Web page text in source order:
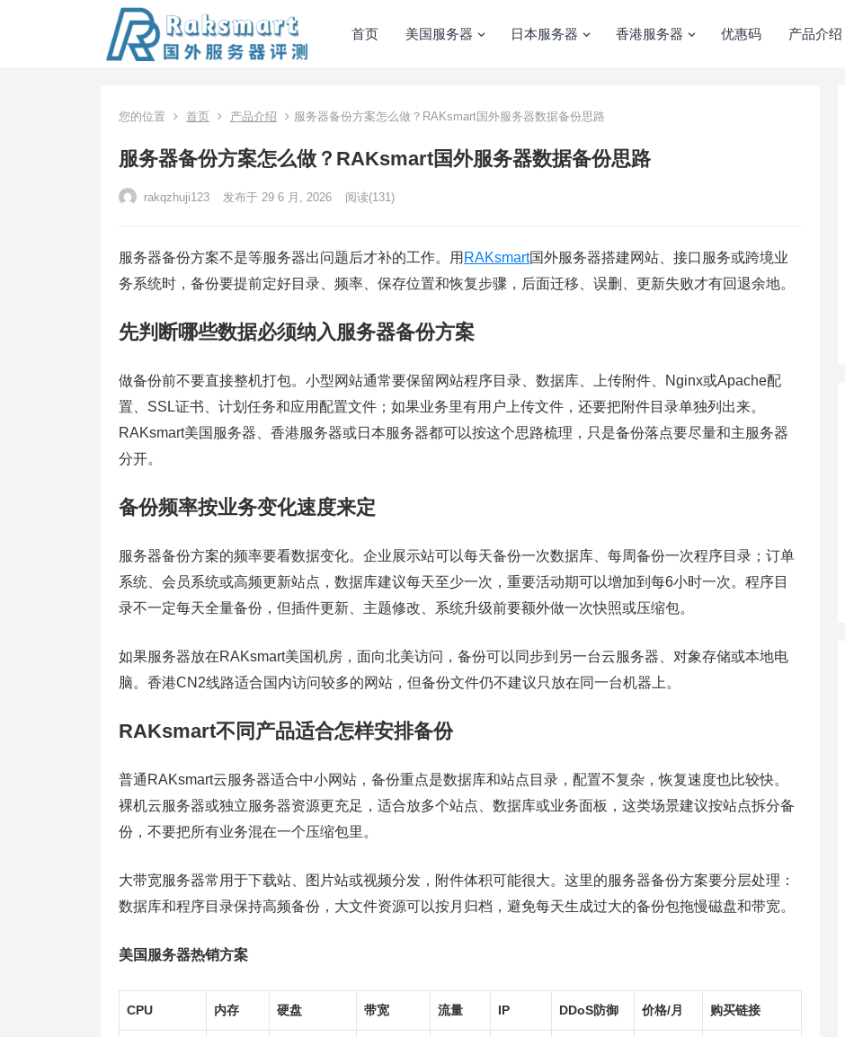
首页 美国服务器 日本服务器 香港服务器 优惠码 产品介绍
您的位置 首页 产品介绍 服务器备份方案怎么做？RAKsmart国外服务器数据备份思路
服务器备份方案怎么做？RAKsmart国外服务器数据备份思路
rakqzhuji123 发布于 29 6 月, 2026 阅读(131)
服务器备份方案不是等服务器出问题后才补的工作。用 RAKsmart国外服务器搭建网站、接口服务或跨境业
务系统时，备份要提前定好目录、频率、保存位置和恢复步骤，后面迁移、误删、更新失败才有回退余地。
先判断哪些数据必须纳入服务器备份方案
做备份前不要直接整机打包。小型网站通常要保留网站程序目录、数据库、上传附件、Nginx或Apache配
置、SSL证书、计划任务和应用配置文件；如果业务里有用户上传文件，还要把附件目录单独列出来。
RAKsmart美国服务器、香港服务器或日本服务器都可以按这个思路梳理，只是备份落点要尽量和主服务器
分开。
备份频率按业务变化速度来定
服务器备份方案的频率要看数据变化。企业展示站可以每天备份一次数据库、每周备份一次程序目录；订单
系统、会员系统或高频更新站点，数据库建议每天至少一次，重要活动期可以增加到每6小时一次。程序目
录不一定每天全量备份，但插件更新、主题修改、系统升级前要额外做一次快照或压缩包。
如果服务器放在RAKsmart美国机房，面向北美访问，备份可以同步到另一台云服务器、对象存储或本地电
脑。香港CN2线路适合国内访问较多的网站，但备份文件仍不建议只放在同一台机器上。
RAKsmart不同产品适合怎样安排备份
普通RAKsmart云服务器适合中小网站，备份重点是数据库和站点目录，配置不复杂，恢复速度也比较快。
裸机云服务器或独立服务器资源更充足，适合放多个站点、数据库或业务面板，这类场景建议按站点拆分备
份，不要把所有业务混在一个压缩包里。
大带宽服务器常用于下载站、图片站或视频分发，附件体积可能很大。这里的服务器备份方案要分层处理：
数据库和程序目录保持高频备份，大文件资源可以按月归档，避免每天生成过大的备份包拖慢磁盘和带宽。
美国服务器热销方案
CPU 内存 硬盘 带宽 流量 IP DDoS防御 价格/月 购买链接